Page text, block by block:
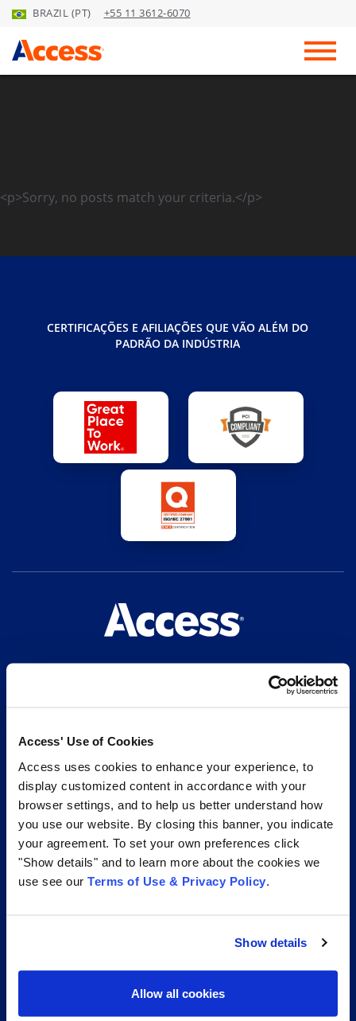
Access' Use of Cookies
Access uses cookies to enhance your experience, to
display customized content in accordance with your
browser settings, and to help us better understand how
you use our website. By closing this banner, you indicate
your agreement. To set your own preferences click
"Show details" and to learn more about the cookies we
use see our Terms of Use & Privacy Policy
Show details
Allow all cookies
Skip to Main Content
BRAZIL (PT) +55 11 3612-6070
<p>Sorry, no posts match your criteria.</p>
CERTIFICAÇÕES E AFILIAÇÕES QUE VÃO ALÉM DO
PADRÃO DA INDÚSTRIA
Nossa missão é evoluir a maneira como o mundo
Access Information Management®